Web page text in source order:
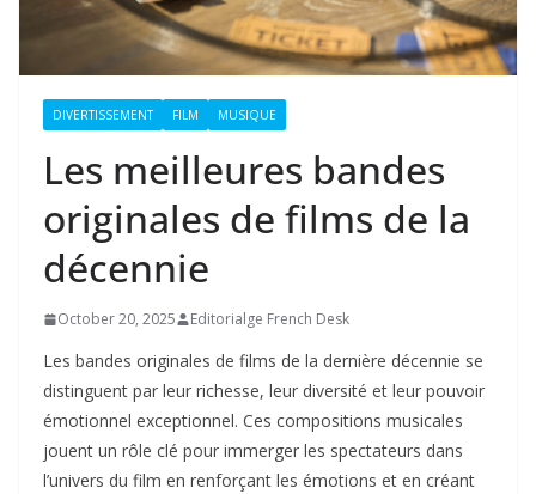
DIVERTISSEMENT FILM MUSIQUE
Les meilleures bandes
originales de films de la
décennie
October 20, 2025 Editorialge French Desk
Les bandes originales de films de la dernière décennie se
distinguent par leur richesse, leur diversité et leur pouvoir
émotionnel exceptionnel. Ces compositions musicales
jouent un rôle clé pour immerger les spectateurs dans
l’univers du film en renforçant les émotions et en créant